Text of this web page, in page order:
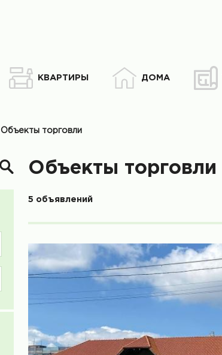
КВАРТИРЫ ДОМА
Объекты торговли
Объекты торговли
5 объявлений